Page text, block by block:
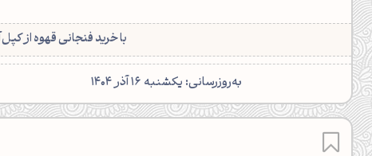
با خرید فنجانی قهوه از
‌به‌روزرسانی: یکشنبه 16 آذر 1404
اَپ اندروید اَپ ویندوز